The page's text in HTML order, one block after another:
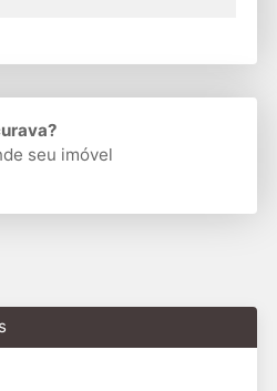
seu imóvel